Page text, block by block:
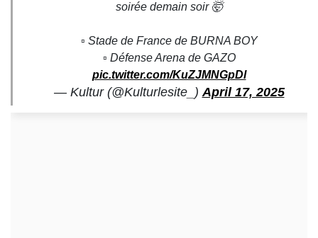
soirée demain soir 🤯
▫️ Stade de France de BURNA BOY
▫️ Défense Arena de GAZO
pic.twitter.com/KuZJMNGpDl
— Kultur (@Kulturlesite_)April 17, 2025